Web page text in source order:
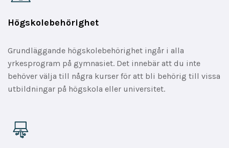
Högskolebehörighet
Grundläggande högskolebehörighet ingår i alla
yrkesprogram på gymnasiet. Det innebär att du inte
behöver välja till några kurser för att bli behörig till vissa
utbildningar på högskola eller universitet.